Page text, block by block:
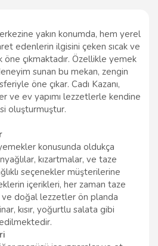
yakın konumda, hem yerel
edenlerin ilgisini çeken sıcak ve
çıkmaktadır. Özellikle yemek
sunan bu mekan, zengin
öne çıkar. Cadı Kazanı,
ve ev yapımı lezzetlerle kendine
oluşturmuştur.
yemekler konusunda oldukça
kızartmalar, ve taze
seçenekler müşterilerine
içerikleri, her zaman taze
ve doğal lezzetler ön planda
kısır, yoğurtlu salata gibi